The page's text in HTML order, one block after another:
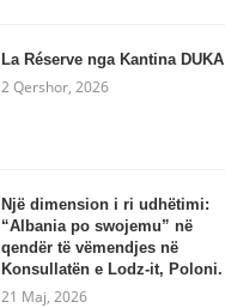
La Réserve nga Kantina DUKA
2 Qershor, 2026
Një dimension i ri udhëtimi:
“Albania po swojemu” në
qendër të vëmendjes në
Konsullatën e Lodz-it, Poloni.
21 Maj, 2026